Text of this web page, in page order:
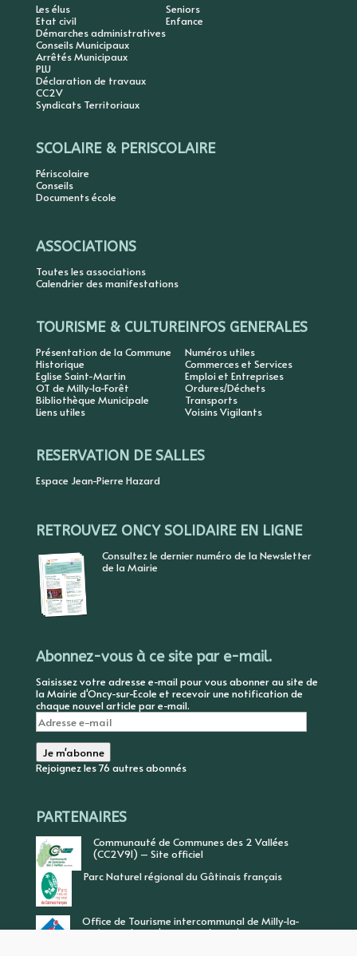
Les élus
Etat civil
Démarches administratives
Conseils Municipaux
Arrêtés Municipaux
PLU
Déclaration de travaux
CC2V
Syndicats Territoriaux
Seniors
Enfance
SCOLAIRE & PERISCOLAIRE
Périscolaire
Conseils
Documents école
ASSOCIATIONS
Toutes les associations
Calendrier des manifestations
TOURISME & CULTURE
Présentation de la Commune
Historique
Eglise Saint-Martin
OT de Milly-la-Forêt
Bibliothèque Municipale
Liens utiles
INFOS GENERALES
Numéros utiles
Commerces et Services
Emploi et Entreprises
Ordures/Déchets
Transports
Voisins Vigilants
RESERVATION DE SALLES
Espace Jean-Pierre Hazard
RETROUVEZ ONCY SOLIDAIRE EN LIGNE
Consultez le dernier numéro de la Newsletter
de la Mairie
Abonnez-vous à ce site par e-mail.
Saisissez votre adresse e-mail pour vous abonner au site de
la Mairie d'Oncy-sur-Ecole et recevoir une notification de
chaque nouvel article par e-mail.
Adresse
e-
mail
Je m'abonne
Rejoignez les 76 autres abonnés
PARTENAIRES
Communauté de Communes des 2 Vallées
(CC2V91) – Site officiel
Parc Naturel régional du Gâtinais français
Office de Tourisme intercommunal de Milly-la-
Forêt, Vallée de l’Ecole, Vallée de l’Essonne